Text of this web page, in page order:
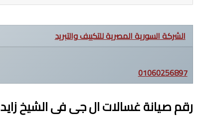
الشركة السورية المصرية للتكييف والتبريد
01060256897
رقم صيانة غسالات ال جى فى الشيخ زايد